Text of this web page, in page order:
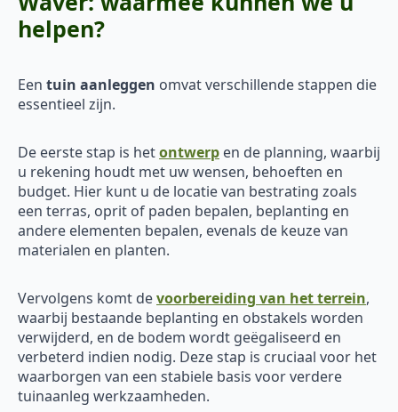
helpen?
Een tuin aanleggen omvat verschillende stappen die
essentieel zijn.
De eerste stap is hetontwerp en de planning, waarbij
u rekening houdt met uw wensen, behoeften en
budget. Hier kunt u de locatie van bestrating zoals
een terras, oprit of paden bepalen, beplanting en
andere elementen bepalen, evenals de keuze van
materialen en planten.
Vervolgens komt devoorbereiding van het terrein,
waarbij bestaande beplanting en obstakels worden
verwijderd, en de bodem wordt geëgaliseerd en
verbeterd indien nodig. Deze stap is cruciaal voor het
waarborgen van een stabiele basis voor verdere
tuinaanleg werkzaamheden.